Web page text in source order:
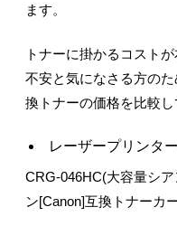
ます。
トナーに掛かるコスト
不安と気になさる方の
換トナーの価格を比較し
レーザープリンタ
CRG-046HC(大容量シ
ン[Canon]互換トナーカ